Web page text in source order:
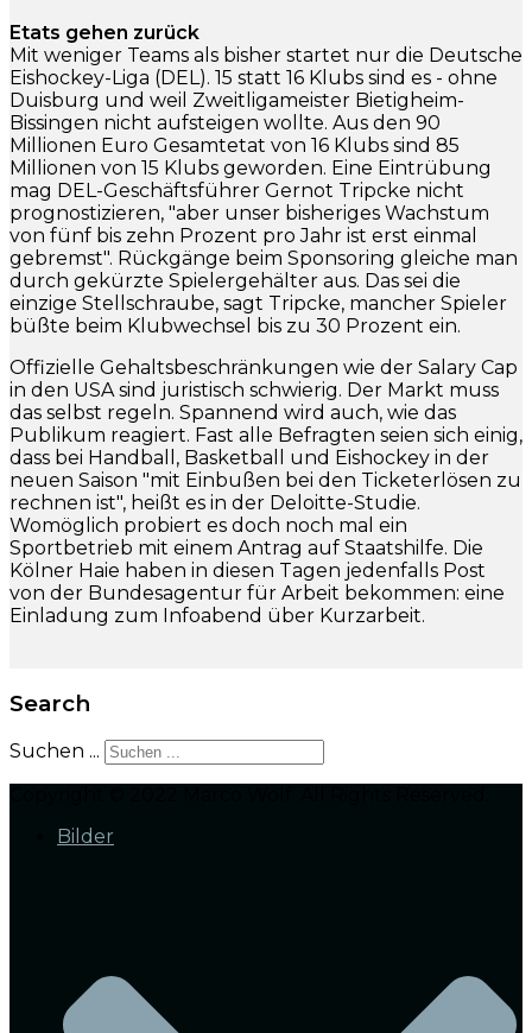
Etats gehen zurück
Mit weniger Teams als bisher startet nur die Deutsche
Eishockey-Liga (DEL). 15 statt 16 Klubs sind es - ohne
Duisburg und weil Zweitligameister Bietigheim-
Bissingen nicht aufsteigen wollte. Aus den 90
Millionen Euro Gesamtetat von 16 Klubs sind 85
Millionen von 15 Klubs geworden. Eine Eintrübung
mag DEL-Geschäftsführer Gernot Tripcke nicht
prognostizieren, "aber unser bisheriges Wachstum
von fünf bis zehn Prozent pro Jahr ist erst einmal
gebremst". Rückgänge beim Sponsoring gleiche man
durch gekürzte Spielergehälter aus. Das sei die
einzige Stellschraube, sagt Tripcke, mancher Spieler
büßte beim Klubwechsel bis zu 30 Prozent ein.
Offizielle Gehaltsbeschränkungen wie der Salary Cap
in den USA sind juristisch schwierig. Der Markt muss
das selbst regeln. Spannend wird auch, wie das
Publikum reagiert. Fast alle Befragten seien sich einig,
dass bei Handball, Basketball und Eishockey in der
neuen Saison "mit Einbußen bei den Ticketerlösen zu
rechnen ist", heißt es in der Deloitte-Studie.
Womöglich probiert es doch noch mal ein
Sportbetrieb mit einem Antrag auf Staatshilfe. Die
Kölner Haie haben in diesen Tagen jedenfalls Post
von der Bundesagentur für Arbeit bekommen: eine
Einladung zum Infoabend über Kurzarbeit.
Search
Suchen ...
Bilder